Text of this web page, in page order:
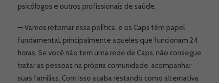
psicólogos e outros profissionais de saúde.
— Vamos retomar essa política, e os Caps têm papel
fundamental, principalmente aqueles que funcionam 24
horas. Se você não tem uma rede de Caps, não consegue
tratar as pessoas na própria comunidade, acompanhar
suas famílias. Com isso acaba restando como alternativa